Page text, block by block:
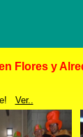
Flores y
Ver..